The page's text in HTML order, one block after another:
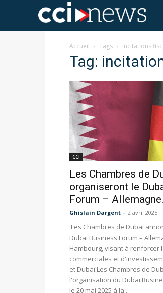
Accueil Tags Incitations
Tag:
CCI
Les Chambres de
organiseront le
Forum –
Ghislain Dargent - 2 avril 2025
Les Chambres de Dubaï
Dubai Business Forum –
Hambourg, visant à renforcer
commerciales et
et Dubaï.​ Les Chambres de
l'organisation du Dubai
le 20 mai 2025 à la...